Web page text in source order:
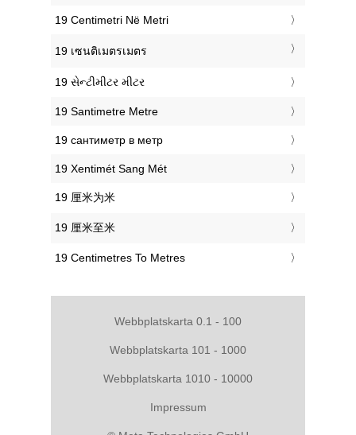
‎19 Centimetri Në Metri
‎19 เซนติเมตรเมตร
‎19 સેન્ટીમીટર મીટર
‎19 Santimetre Metre
‎19 сантиметр в метр
‎19 Xentimét Sang Mét
‎19 厘米为米
‎19 厘米至米
‎19 Centimetres To Metres
Webbplatskarta 0.1 - 100
Webbplatskarta 101 - 1000
Webbplatskarta 1010 - 10000
Impressum